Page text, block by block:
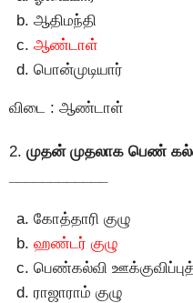
ஆதிமந்தி
ஆண்டாள்
பொன்முடியார்
விடை : ஆண்டாள்
2. முதன் முதலாக பெண்
கோத்தாரி குழு
ஹண்டர் குழு
பெண்கல்வி
ராஜாராம் குழு